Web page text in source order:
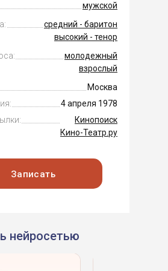
мужской
средний - баритон
высокий - тенор
молодежный
взрослый
Москва
4 апреля 1978
Кинопоиск
Кино-Театр.ру
Записать
нейросетью